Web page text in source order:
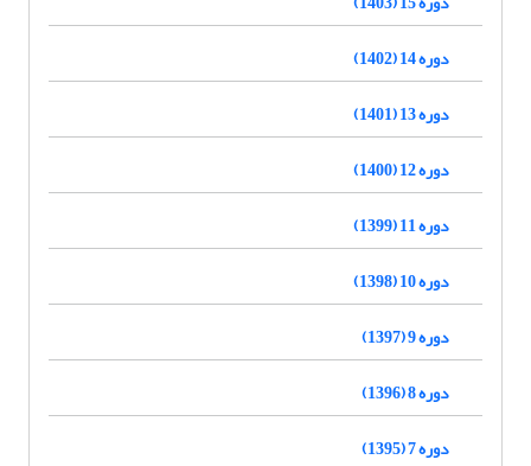
دوره 14 (1402)
دوره 13 (1401)
دوره 12 (1400)
دوره 11 (1399)
دوره 10 (1398)
دوره 9 (1397)
دوره 8 (1396)
دوره 7 (1395)